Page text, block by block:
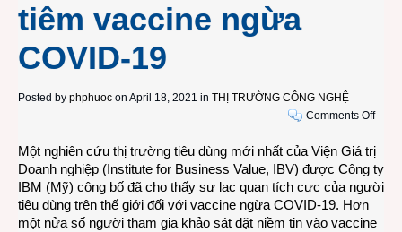
tiêm vaccine ngừa
COVID-19
Posted by phphuoc on April 18, 2021 in THỊ TRƯỜNG CÔNG NGHỆ
Comments Offon
cứu
của
IBM
Một nghiên cứu thị trường tiêu dùng mới nhất của Viện Giá trị
Doanh nghiệp (Institute for Business Value, IBV) được Công ty
IBM (Mỹ) công bố đã cho thấy sự lạc quan tích cực của người
tiêu dùng trên thế giới đối với vaccine ngừa COVID-19. Hơn
một nửa số người tham gia khảo sát đặt niềm tin vào vaccine